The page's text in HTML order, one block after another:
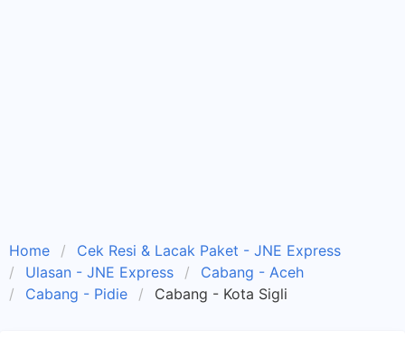
Home
Cek Resi & Lacak Paket - JNE Express
Ulasan - JNE Express
Cabang - Aceh
Cabang - Pidie
Cabang - Kota Sigli